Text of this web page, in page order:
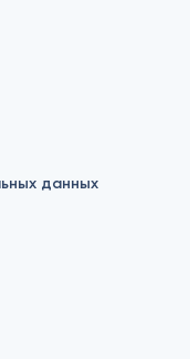
данных